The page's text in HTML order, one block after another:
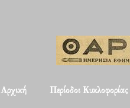
Αρχική Περίοδοι Κυκλοφορίας